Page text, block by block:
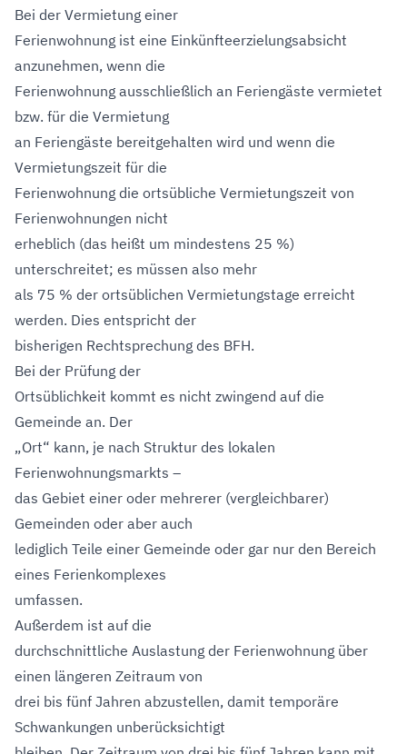
Bei der Vermietung einer
Ferienwohnung ist eine Einkünfteerzielungsabsicht
anzunehmen, wenn die
Ferienwohnung ausschließlich an Feriengäste vermietet
bzw. für die Vermietung
an Feriengäste bereitgehalten wird und wenn die
Vermietungszeit für die
Ferienwohnung die ortsübliche Vermietungszeit von
Ferienwohnungen nicht
erheblich (das heißt um mindestens 25 %)
unterschreitet; es müssen also mehr
als 75 % der ortsüblichen Vermietungstage erreicht
werden. Dies entspricht der
bisherigen Rechtsprechung des BFH.
Bei der Prüfung der
Ortsüblichkeit kommt es nicht zwingend auf die
Gemeinde an. Der
„Ort“ kann, je nach Struktur des lokalen
Ferienwohnungsmarkts –
das Gebiet einer oder mehrerer (vergleichbarer)
Gemeinden oder aber auch
lediglich Teile einer Gemeinde oder gar nur den Bereich
eines Ferienkomplexes
umfassen.
Außerdem ist auf die
durchschnittliche Auslastung der Ferienwohnung über
einen längeren Zeitraum von
drei bis fünf Jahren abzustellen, damit temporäre
Schwankungen unberücksichtigt